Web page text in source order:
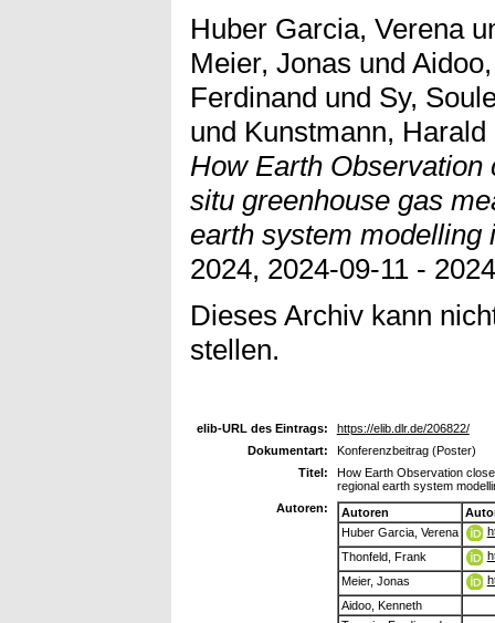
Huber Garcia, Verena
Meier, Jonas und
Ferdinand und Sy,
und Kunstmann, Harald
How Earth
situ greenhouse gas
earth system modelling
2024, 2024-09-11 -
Dieses Archiv kann
stellen.
elib-URL des Eintrags:
https://elib.dlr.de/206822/
Dokumentart:
Konferenzbeitrag (Poster)
Titel:
How Earth Observation
regional earth system
Autoren:
Autoren
Huber Garcia, Verena
Thonfeld, Frank
Meier, Jonas
Aidoo, Kenneth